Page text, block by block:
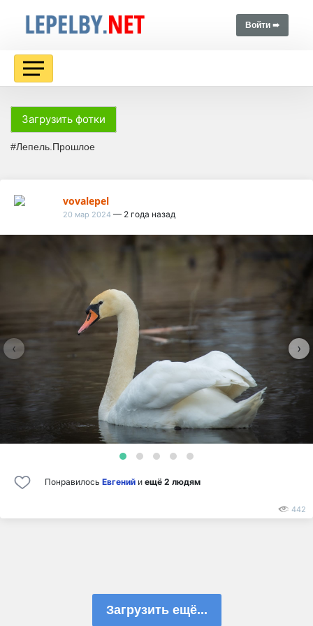
Войти ➠
Загрузить фотки
#Лепель.Прошлое
vovalepel
20 мар 2024 — 2 года назад
‹ ›
Понравилось Евгений и ещё 2 людям
442
Загрузить ещё...